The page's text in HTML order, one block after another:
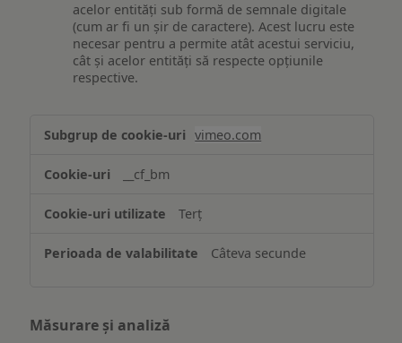
acelor entități sub formă de semnale digitale
(cum ar fi un șir de caractere). Acest lucru este
necesar pentru a permite atât acestui serviciu,
cât și acelor entități să respecte opțiunile
respective.
Asigurarea
funcționalităților
website-
ului
vimeo.com
__cf_bm
Terț
Câteva secunde
Măsurare și analiză